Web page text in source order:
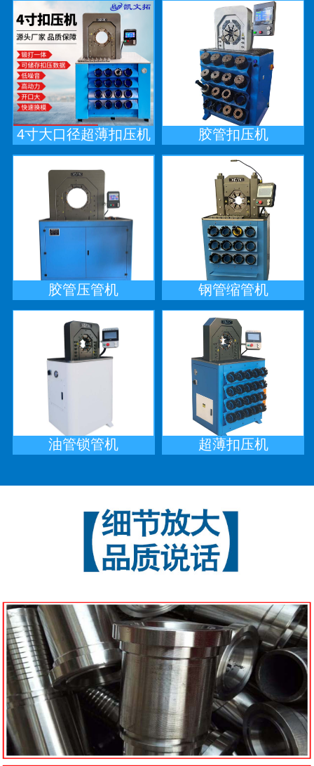
4寸大口径超薄扣压机 胶管扣压机
胶管压管机 钢管缩管机
油管锁管机 超薄扣压机